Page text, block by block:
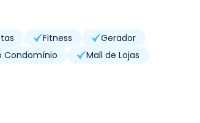
Fitness
Gerador
Condomínio
Mall de Lojas